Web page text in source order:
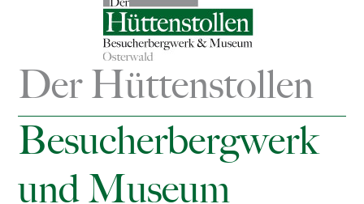
Der Hüttenstollen
Besucherbergwerk
und Museum